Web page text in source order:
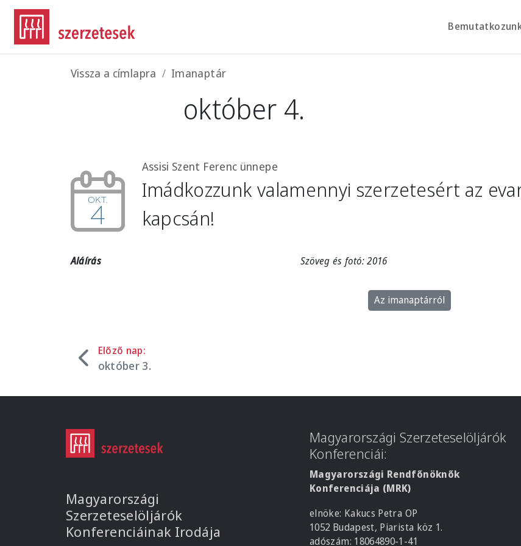
Ugrás a tartalomra
Morzsa
Vissza a címlapra Imanaptár
október 4.
okt.
4
Assisi Szent Ferenc ünnepe
Imádkozzunk valamennyi szerzetesért az
kapcsán!
Aláírás Szöveg és fotó: 2016
Az imanaptárról
Előző nap:
október 3.
Magyarországi
Szerzeteselöljárók
Konferenciáinak Irodája
Magyarországi Szerzeteselöljárók
Konferenciái:
Magyarországi Rendfőnöknők
Konferenciája (MRK)
elnöke: Kakucs Petra OP
1052 Budapest, Piarista köz 1.
adószám: 18064890-1-41